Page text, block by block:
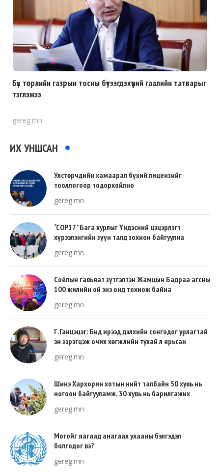
Бүх төрлийн газрын тосны бүтээгдэхүүний гаалийн татварыг
тэглэжээ
gereg.mn
ИХ УНШСАН
Улстөрчдийн хамаарал бүхий лицензийг
тооллогоор тодорхойлно
gereg.mn
“COP17” Бага хурлыг Үндэсний цэцэрлэгт
хүрээлэнгийн зүүн талд зохион байгуулна
gereg.mn
Соёлын гавьяат зүтгэлтэн Жамцын Бадраа агсны
100 жилийн ой энэ онд тохиож байна
gereg.mn
Г.Ганцэцэг: Бид ирээд дэлхийн сонгодог урлагтай
эн зэрэгцэж очих хөгжлийн тухай л ярьсан
gereg.mn
Шинэ Хархорин хотын нийт талбайн 50 хувь нь
ногоон байгууламж, 30 хувь нь барилгажих
gereg.mn
Могойг яагаад анагаах ухааны бэлгэдэл
болгодог вэ?
gereg.mn